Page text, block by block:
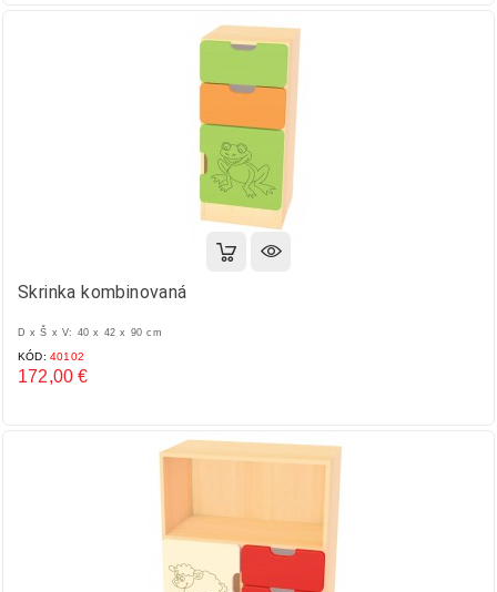
Skrinka kombinovaná
D x Š x V: 40 x 42 x 90 cm
KÓD: 40102
172,00 €